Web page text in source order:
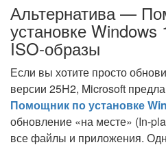
Альтернатива —
установке Windows
ISO-образы
Если вы хотите просто
версии 25H2, Microsoft
Помощник по установке
обновление «на месте» (In-
все файлы и приложения.